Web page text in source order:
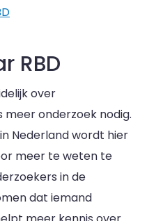
RBD
over
meer onderzoek nodig.
Nederland wordt hier
meer te weten te
in de
dat iemand